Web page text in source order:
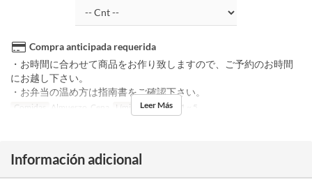
Compra anticipada requerida
・お時間に合わせて商品をお作り致しますので、ご予約のお時間
にお越し下さい。
・お弁当の温め方は指南書をご確認下さい。
Comidas Almuerzo, Cena Límite de pedido 1 ~ 5
Leer Más
Información adicional